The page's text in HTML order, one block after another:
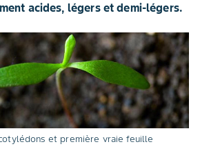
acides, légers et demi-légers.
et première vraie feuille